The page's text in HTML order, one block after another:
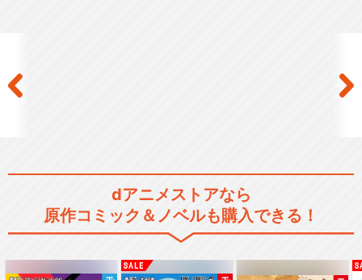
閉じる
dアニメストアなら
原作コミック＆ノベルも購入できる！